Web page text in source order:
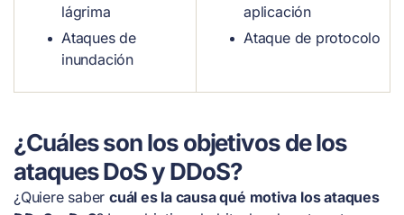
lágrima
Ataques de
inundación
aplicación
Ataque de protocolo
¿Cuáles son los objetivos de los
ataques DoS y DDoS?
¿Quiere saber cuál es la causa qué motiva los ataques